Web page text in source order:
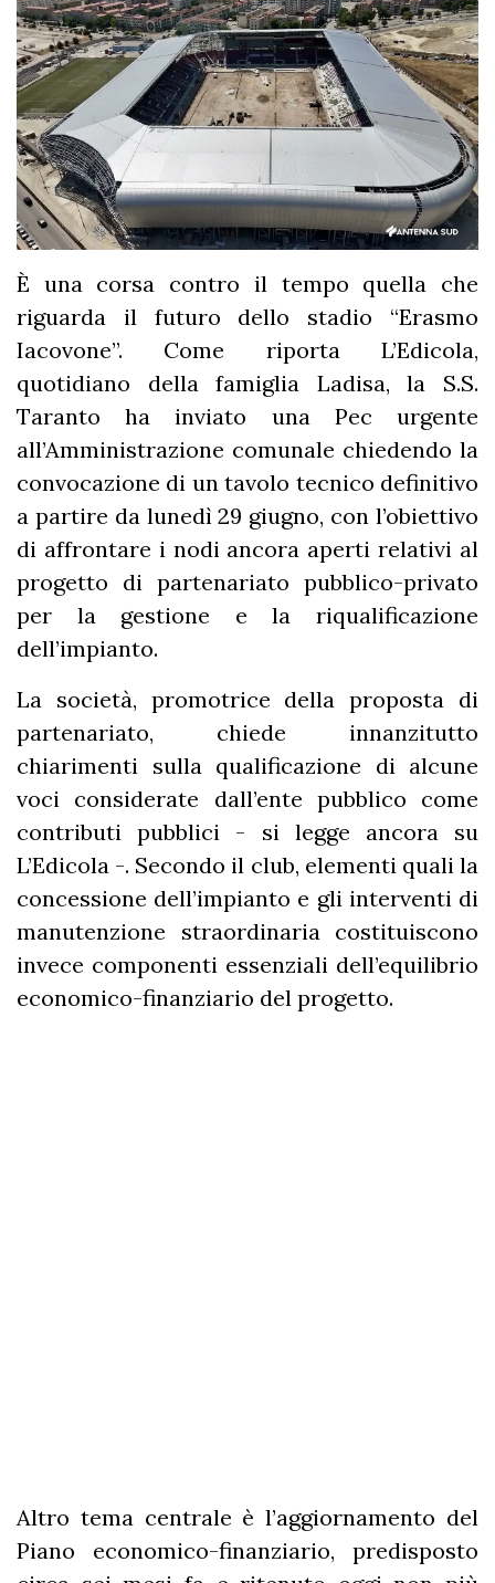
È una corsa contro il tempo quella che
riguarda il futuro dello stadio “Erasmo
Iacovone”. Come riporta L’Edicola,
quotidiano della famiglia Ladisa, la S.S.
Taranto ha inviato una Pec urgente
all’Amministrazione comunale chiedendo la
convocazione di un tavolo tecnico definitivo
a partire da lunedì 29 giugno, con l’obiettivo
di affrontare i nodi ancora aperti relativi al
progetto di partenariato pubblico-privato
per la gestione e la riqualificazione
dell’impianto.
La società, promotrice della proposta di
partenariato, chiede innanzitutto
chiarimenti sulla qualificazione di alcune
voci considerate dall’ente pubblico come
contributi pubblici - si legge ancora su
L’Edicola -. Secondo il club, elementi quali la
concessione dell’impianto e gli interventi di
manutenzione straordinaria costituiscono
invece componenti essenziali dell’equilibrio
economico-finanziario del progetto.
Altro tema centrale è l’aggiornamento del
Piano economico-finanziario, predisposto